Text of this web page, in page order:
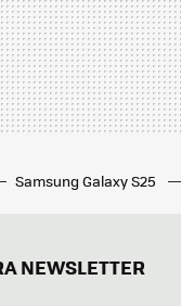
Samsung Galaxy S25
NEWSLETTER